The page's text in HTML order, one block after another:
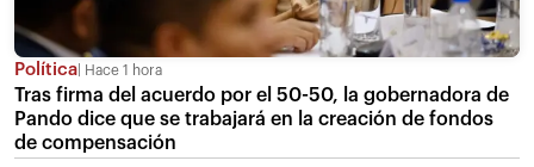
Política Hace 1 hora
Tras firma del acuerdo por el 50-50, la gobernadora de
Pando dice que se trabajará en la creación de fondos
de compensación